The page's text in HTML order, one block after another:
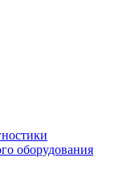
оборудования